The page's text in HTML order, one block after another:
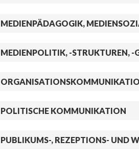
MEDIENPÄDAGOGIK,
MEDIENPOLITIK, -STRUKTUREN, -
POLITISCHE KOMMUNIKATION
PUBLIKUMS-, REZEPTIONS- UND